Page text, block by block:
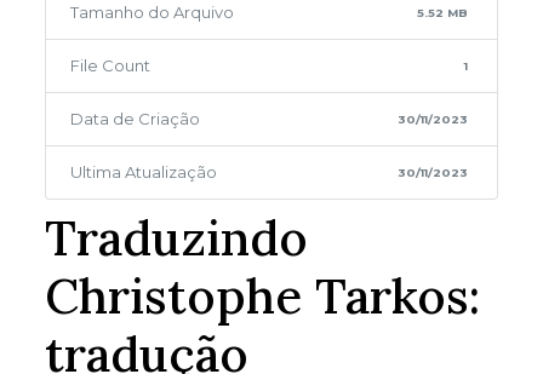
Tamanho do Arquivo 5.52 MB
File Count 1
Data de Criação 30/11/2023
Ultima Atualização 30/11/2023
Traduzindo
Christophe Tarkos:
tradução